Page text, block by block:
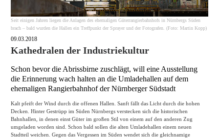
Seit einigen Jahren liegen die Anlagen des ehemaligen Güterrangierbahnhofs in Nürnbergs Süden
brach – bald wurden die Hallen ein Treffpunkt der Sprayer und der Fotografen. (Foto: Martin Kopp)
09.03.2018
Kathedralen der Industriekultur
Schon bevor die Abrissbirne zuschlägt, will eine Ausstellung
die Erinnerung wach halten an die Umladehallen auf dem
ehemaligen Rangierbahnhof der Nürnberger Südstadt
Kalt pfeift der Wind durch die offenen Hallen. Sanft fällt das Licht durch die hohen
Decken. Hinter Gestrüpp im Süden Nürnbergs verstecken sich die historischen
Bahnhallen, in denen einst Güter im großen Stil von einem auf den anderen Zug
umgeladen worden sind. Schon bald sollen die alten Umladehallen einem neuen
Stadtteil weichen. Gegen das Vergessen im Süden wendet sich die gleichnamige